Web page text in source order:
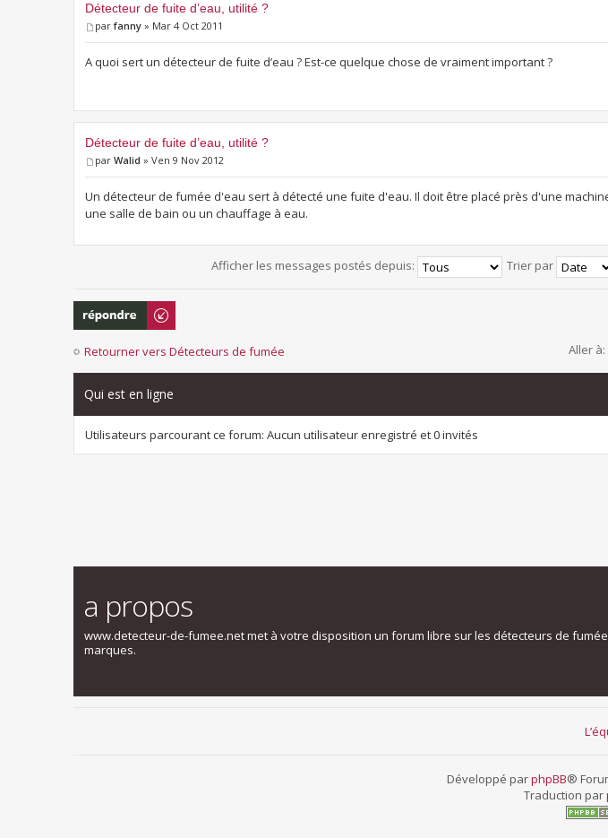
Détecteur de fuite d’eau, utilité ?
parfanny » Mar 4 Oct 2011
A quoi sert un détecteur de fuite d’eau ? Est-ce quelque chose de vraiment important ?
Détecteur de fuite d’eau, utilité ?
par Walid » Ven 9 Nov 2012
Un détecteur de fumée d'eau sert à détecté une fuite d'eau. Il doit être placé près d'une
une salle de bain ou un chauffage à eau.
Afficher les messages postés depuis: Trier par
Répondre
Retourner vers Détecteurs de fumée Aller à:
Qui est en ligne
Utilisateurs parcourant ce forum: Aucun utilisateur enregistré et 0 invités
a propos
www.detecteur-de-fumee.net met à votre disposition un forum libre sur les détecteurs de
marques.
Développé parphpBB®
Traduction par